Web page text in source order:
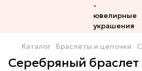
Каталог Браслеты и цепочки
Серебряный браслет